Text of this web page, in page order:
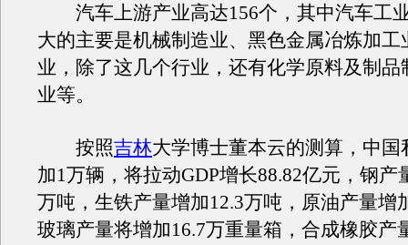
汽车上游产业高达156个，其中汽车工
大的主要是机械制造业、黑色金属冶炼加工
业，除了这几个行业，还有化学原料及制品
业等。
按照吉林大学博士董本云的测算，中国
加1万辆，将拉动GDP增长88.82亿元，钢产
万吨，生铁产量增加12.3万吨，原油产量增
玻璃产量将增加16.7万重量箱，合成橡胶产